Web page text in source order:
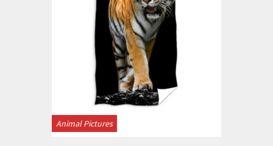
Animal Pictures